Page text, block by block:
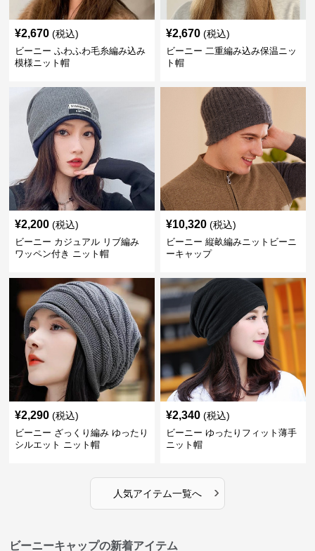
¥2,670 (税込)
ビーニー ふわふわ毛糸編み込み
模様ニット帽
¥2,670 (税込)
ビーニー 二重編み込み保温ニッ
ト帽
¥2,200 (税込)
ビーニー カジュアル リブ編み
ワッペン付き ニット帽
¥10,320 (税込)
ビーニー 縦畝編みニットビーニ
ーキャップ
¥2,290 (税込)
ビーニー ざっくり編み ゆったり
シルエット ニット帽
¥2,340 (税込)
ビーニー ゆったりフィット薄手
ニット帽
人気アイテム一覧へ ›
ビーニーキャップの新着アイテム